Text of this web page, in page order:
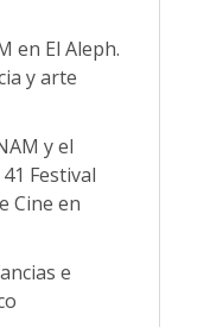
en El Aleph.
y arte
y el
Festival
Cine en
e